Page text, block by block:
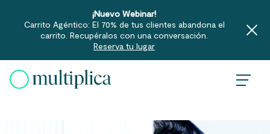
¡Nuevo Webinar!
Carrito Agéntico: El 70% de tus clientes abandona el
carrito. Recupéralos con una conversación.
Reserva tu lugar